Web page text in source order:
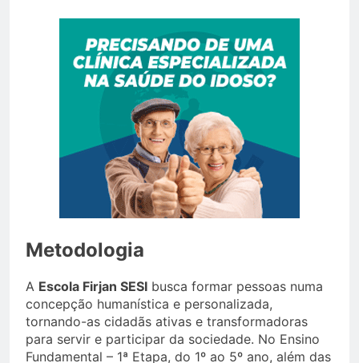
Metodologia
A Escola Firjan SESI busca formar pessoas numa
concepção humanística e personalizada,
tornando-as cidadãs ativas e transformadoras
para servir e participar da sociedade. No Ensino
Fundamental – 1ª Etapa, do 1º ao 5º ano, além das